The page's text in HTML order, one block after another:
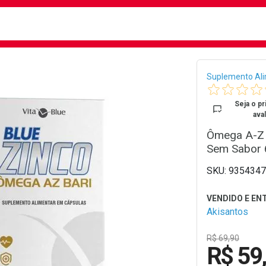
Suplemento
Seja o
Ômega A-
Sem Sabor
Akisantos
R$ 69,90
R$